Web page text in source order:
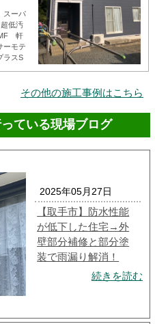
スーパ
低汚
軒
ーモテ
ラスS
その他の施工事例はこちら
ている現場ブログ
2025年05月27日
【取手市】防水性能
が低下した住宅→外
壁部分補修と部分塗
装で雨漏り解消！
続きを読む